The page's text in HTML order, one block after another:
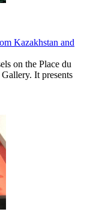
Kazakhstan and
on the Place du
It presents